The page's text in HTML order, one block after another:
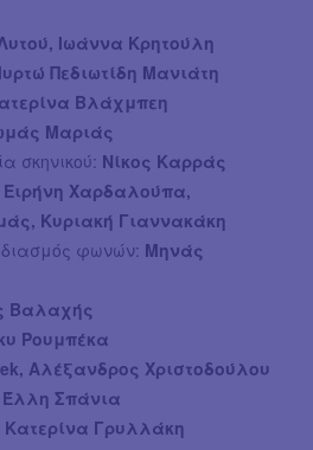
Ιωάννα Κρητούλη
Πεδιωτίδη Μανιάτη
Βλάχμπεη
Μαριάς
σκηνικού: Νίκος Καρράς
Ειρήνη Χαρδαλούπα,
Κυριακή Γιαννακάκη
φωνών: Μηνάς
Βαλαχής
Ρουμπέκα
Αλέξανδρος Χριστοδούλου
Έλλη Σπάνια
Κατερίνα Γρυλλάκη